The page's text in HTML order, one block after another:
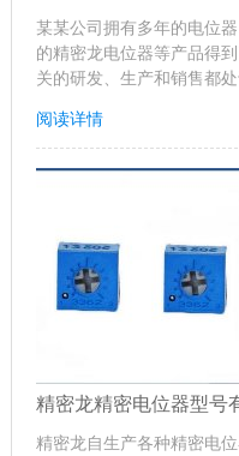
某某公司拥有多年的电位
的精密龙电位器等产品得
关的研发、生产和销售都
阅读详情
精密龙精密电位器型号
精密龙自生产各种精密电